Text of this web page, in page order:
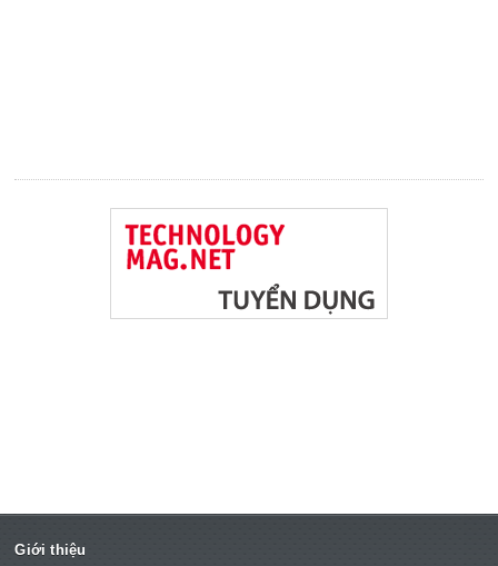
Giới thiệu